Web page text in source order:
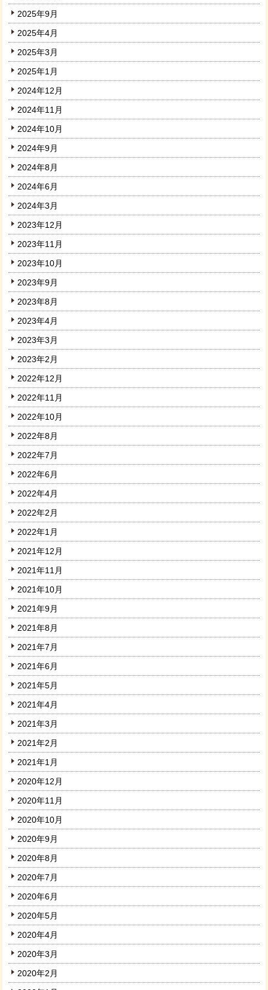
2025年9月
2025年4月
2025年3月
2025年1月
2024年12月
2024年11月
2024年10月
2024年9月
2024年8月
2024年6月
2024年3月
2023年12月
2023年11月
2023年10月
2023年9月
2023年8月
2023年4月
2023年3月
2023年2月
2022年12月
2022年11月
2022年10月
2022年8月
2022年7月
2022年6月
2022年4月
2022年2月
2022年1月
2021年12月
2021年11月
2021年10月
2021年9月
2021年8月
2021年7月
2021年6月
2021年5月
2021年4月
2021年3月
2021年2月
2021年1月
2020年12月
2020年11月
2020年10月
2020年9月
2020年8月
2020年7月
2020年6月
2020年5月
2020年4月
2020年3月
2020年2月